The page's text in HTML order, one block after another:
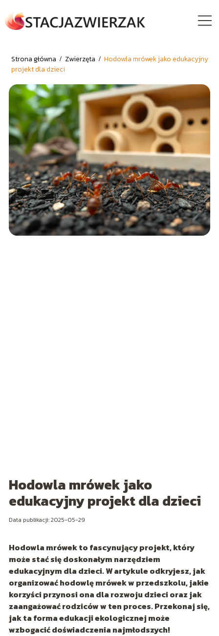
Strona główna / Zwierzęta / Hodowla mrówek jako edukacyjny
projekt dla dzieci
Hodowla mrówek jako
edukacyjny projekt dla dzieci
Data publikacji: 2025-05-29
Hodowla mrówek to fascynujący projekt, który
może stać się doskonałym narzędziem
edukacyjnym dla dzieci. W artykule odkryjesz, jak
organizować hodowlę mrówek w przedszkolu, jakie
korzyści przynosi ona dla rozwoju dzieci oraz jak
zaangażować rodziców w ten proces. Przekonaj się,
jak ta forma edukacji ekologicznej może
wzbogacić doświadczenia najmłodszych!